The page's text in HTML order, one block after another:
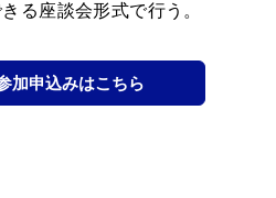
る座談会形式で行う。
加申込みはこちら